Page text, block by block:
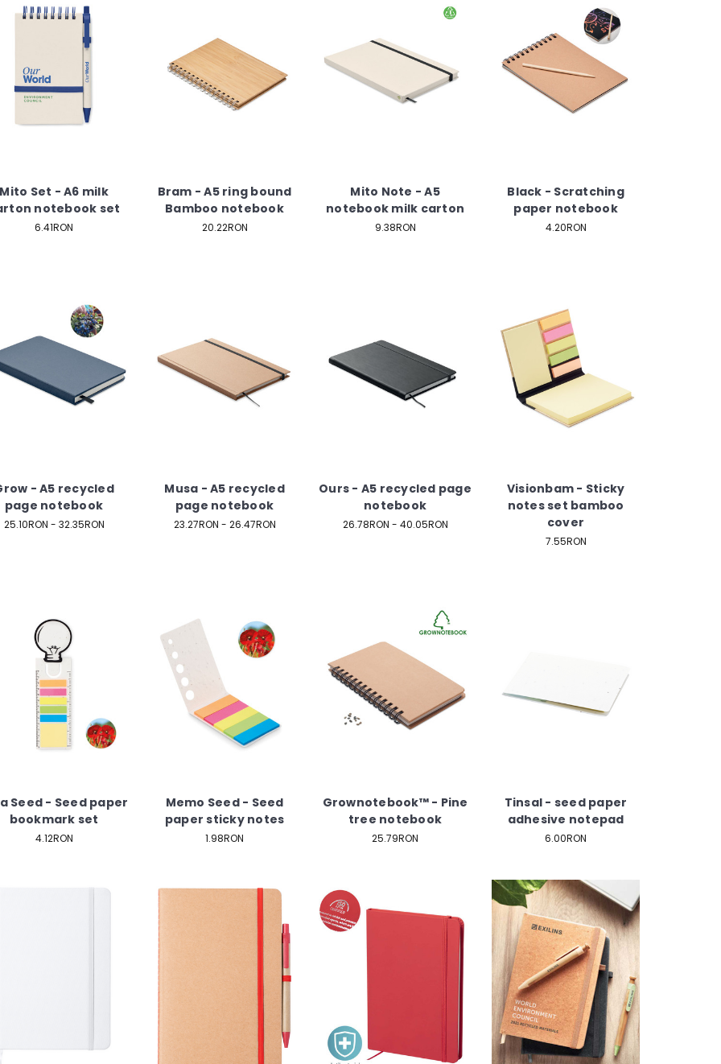
Mito Set - A6 milk
notebook set
6.41RON
Bram - A5 ring bound
Bamboo notebook
20.22RON
Mito Note - A5
notebook milk carton
9.38RON
Black - Scratching
paper notebook
4.20RON
- A5 recycled
page notebook
25.10RON - 32.35RON
Musa - A5 recycled
page notebook
23.27RON - 26.47RON
Ours - A5 recycled page
notebook
26.78RON - 40.05RON
Visionbam - Sticky
notes set bamboo
cover
7.55RON
Seed - Seed paper
bookmark set
4.12RON
Memo Seed - Seed
paper sticky notes
1.98RON
Grownotebook™ - Pine
tree notebook
25.79RON
Tinsal - seed paper
adhesive notepad
6.00RON